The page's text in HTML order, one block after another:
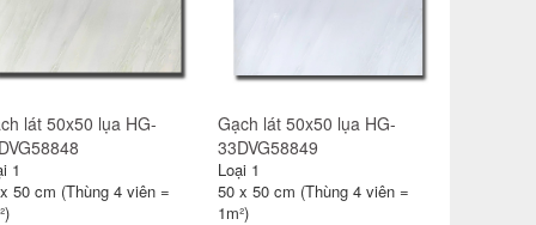
lát 50x50 lụa HG-
1
50 cm (Thùng 4 viên =
Gạch lát 50x50 lụa HG-
33DVG58848
Loại 1
50 x 50 cm (Thùng 4 viên =
1m²)